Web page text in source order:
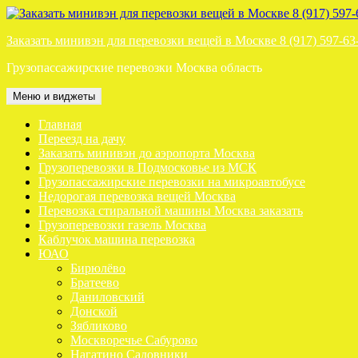
Перейти
содержимому
Заказать минивэн для перевозки вещей в Москве 8 (917) 597-
Грузопассажирские перевозки Москва область
Меню и виджеты
Главная
Переезд на дачу
Заказать минивэн до аэропорта Москва
Грузоперевозки в Подмосковье из МСК
Грузопассажирские перевозки на микроавтобусе
Недорогая перевозка вещей Москва
Перевозка стиральной машины Москва заказать
Грузоперевозки газель Москва
Каблучок машина перевозка
ЮАО
Бирюлёво
Братеево
Даниловский
Донской
Зябликово
Москворечье Сабурово
Нагатино Садовники